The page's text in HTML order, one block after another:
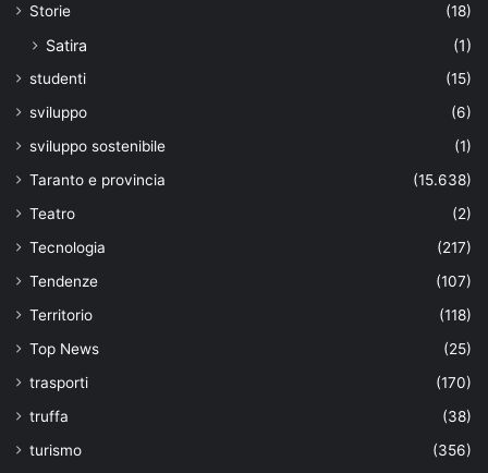
Storie
(18)
Satira (1)
studenti
(15)
sviluppo
(6)
sviluppo sostenibile
(1)
Taranto e provincia
(15.638)
Teatro
(2)
Tecnologia
(217)
Tendenze
(107)
Territorio
(118)
Top News
(25)
trasporti
(170)
truffa
(38)
turismo
(356)